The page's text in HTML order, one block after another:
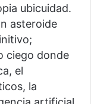
ubicuidad.
asteroide
ciego donde
el
la